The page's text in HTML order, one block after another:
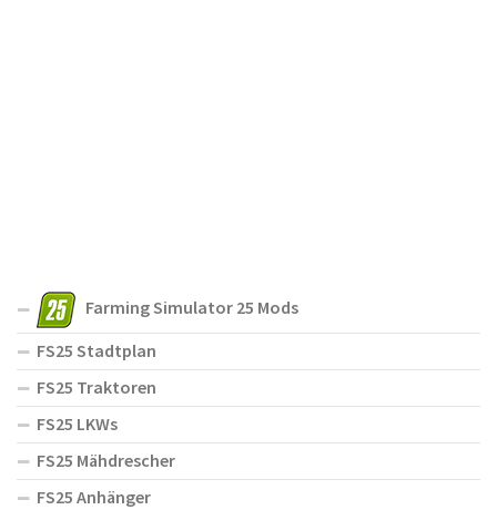
Farming Simulator 25 Mods
FS25 Stadtplan
FS25 Traktoren
FS25 LKWs
FS25 Mähdrescher
FS25 Anhänger